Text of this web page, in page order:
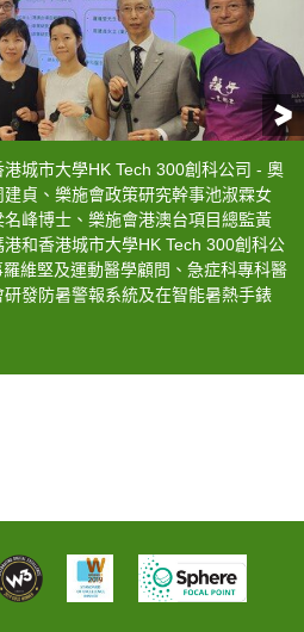
城市大學HK Tech 300創科公司 - 奧
貞、樂施會政策研究幹事池淑霖女
峰博士、樂施會港澳台項目總監黃
和香港城市大學HK Tech 300創科公
維堅及運動醫學顧問、急症科專科醫
發防暑警報系統及在智能暑熱手錶
工友派發智能手錶。
能手錶。
卷。300創科公司 - 奧斐康生物有限公司
目總監黃碩紅展示黑球濕球(WBGT)